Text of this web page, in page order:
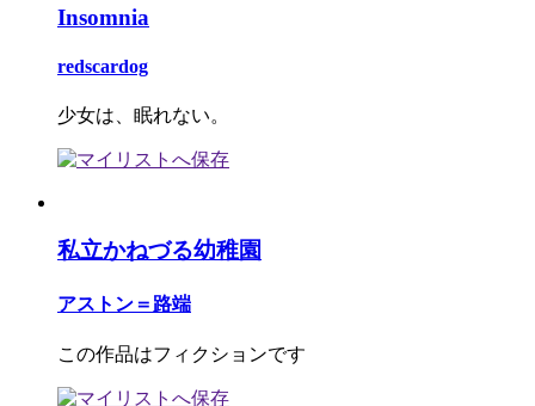
Insomnia
redscardog
少女は、眠れない。
私立かねづる幼稚園
アストン＝路端
この作品はフィクションです